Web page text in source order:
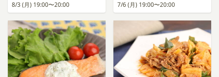
8/3 (月) 19:00〜20:00 7/6 (月) 19:00〜20:00